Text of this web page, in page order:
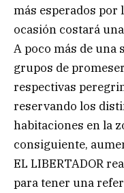
más esperados por
ocasión costará
A poco más de una
grupos de
respectivas
reservando los
habitaciones en la
consiguiente,
EL LIBERTADOR
para tener una